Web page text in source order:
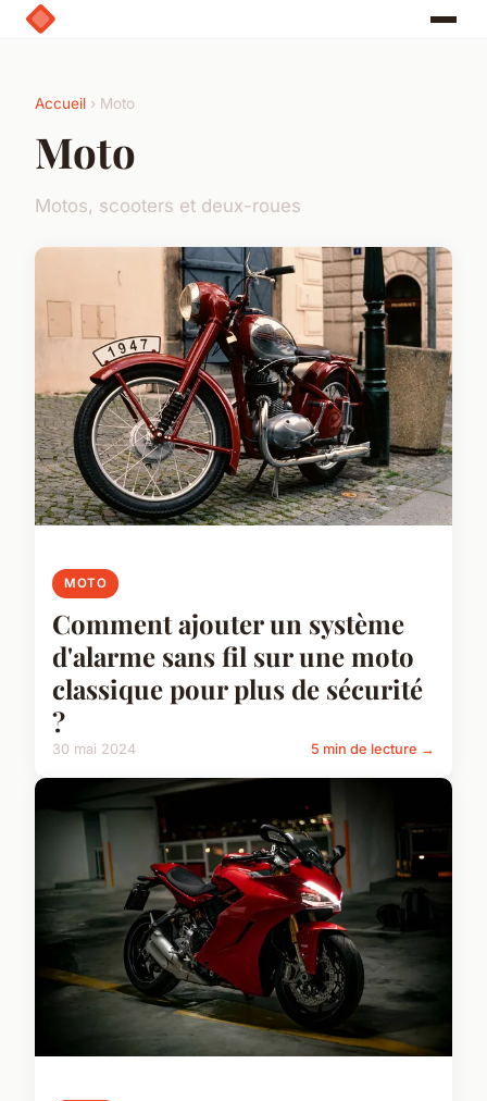
Accueil › Moto
Moto
Motos, scooters et deux-roues
MOTO
Comment ajouter un système
d'alarme sans fil sur une moto
classique pour plus de sécurité
?
30 mai 2024 5 min de lecture →